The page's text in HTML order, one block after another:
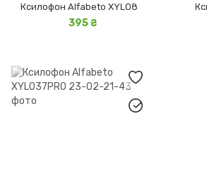
Ксилофон Alfabeto XYLO8
395 ₴